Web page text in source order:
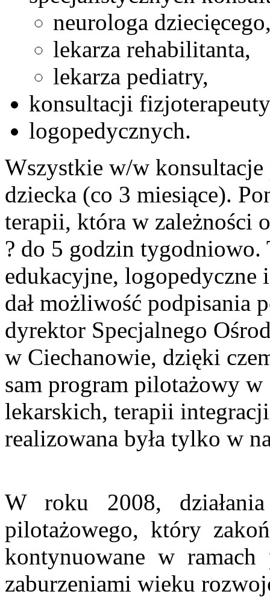
neurologa
lekarza rehabilitanta,
lekarza pediatry,
konsultacji
logopedycznych.
Wszystkie w/w konsultacje
dziecka (co 3 miesiące).
terapii, która w zależności
? do 5 godzin tygodniowo.
edukacyjne, logopedyczne
dał możliwość podpisania
dyrektor Specjalnego
w Ciechanowie, dzięki
sam program pilotażowy
lekarskich, terapii
realizowana była tylko w
W roku 2008,
pilotażowego, który
kontynuowane w
zaburzeniami wieku